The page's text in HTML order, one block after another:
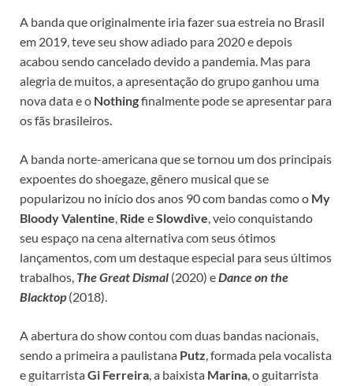
A banda que originalmente iria fazer sua estreia no Brasil
em 2019, teve seu show adiado para 2020 e depois
acabou sendo cancelado devido a pandemia. Mas para
alegria de muitos, a apresentação do grupo ganhou uma
nova data e o Nothingfinalmente pode se apresentar para
os fãs brasileiros.
A banda norte-americana que se tornou um dos principais
expoentes do shoegaze, gênero musical que se
popularizou no início dos anos 90 com bandas como o My
Bloody Valentine Ride eSlowdive , veio conquistando
seu espaço na cena alternativa com seus ótimos
lançamentos, com um destaque especial para seus últimos
trabalhos, The Great Dismal (2020) e Dance on the
Blacktop(2018).
A abertura do show contou com duas bandas nacionais,
sendo a primeira a paulistana Putz , formada pela vocalista
e guitarristaGi Ferreira , a baixista Marina , o guitarrista